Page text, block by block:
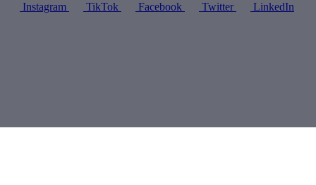
Instagram
TikTok Facebook Twitter LinkedIn